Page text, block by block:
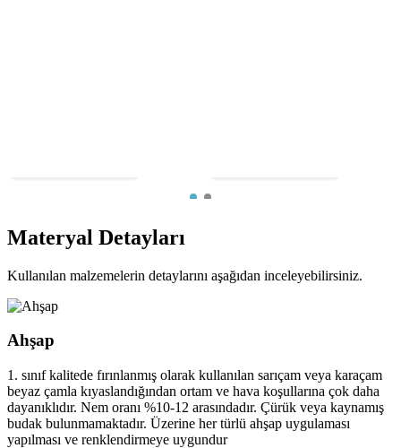
Materyal Detayları
Kullanılan malzemelerin detaylarını aşağıdan inceleyebilirsiniz.
Ahşap
1. sınıf kalitede fırınlanmış olarak kullanılan sarıçam veya karaçam
beyaz çamla kıyaslandığından ortam ve hava koşullarına çok daha
dayanıklıdır. Nem oranı %10-12 arasındadır. Çürük veya kaynamış
budak bulunmamaktadır. Üzerine her türlü ahşap uygulaması
yapılması ve renklendirmeye uygundur